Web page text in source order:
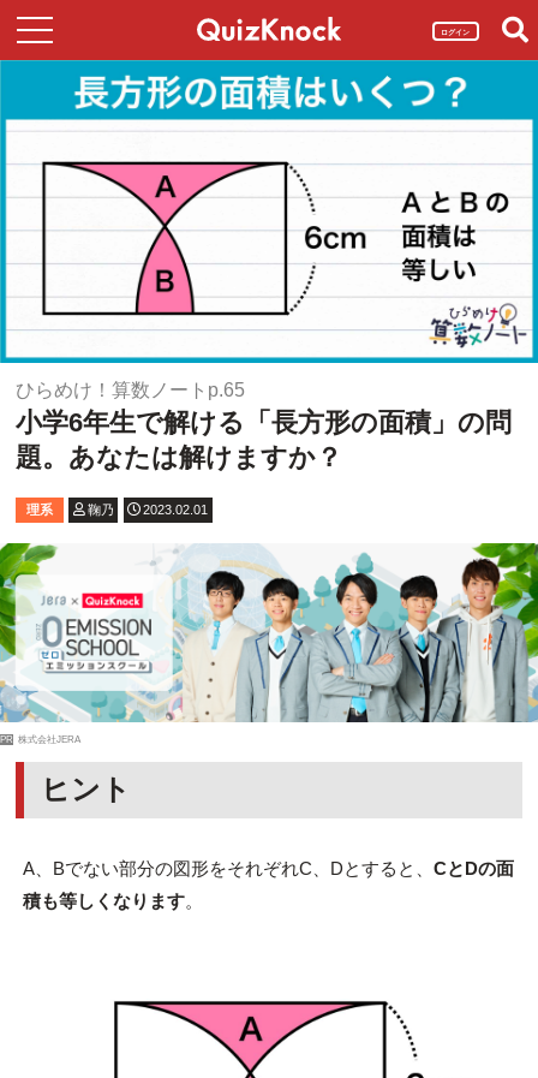
ログイン
ひらめけ！算数ノートp.65
小学6年生で解ける「長方形の面積」の問
題。あなたは解けますか？
理系 鞠乃 2023.02.01
PR 株式会社JERA
ヒント
A、Bでない部分の図形をそれぞれC、Dとすると、 CとDの面
積も等しくなります。